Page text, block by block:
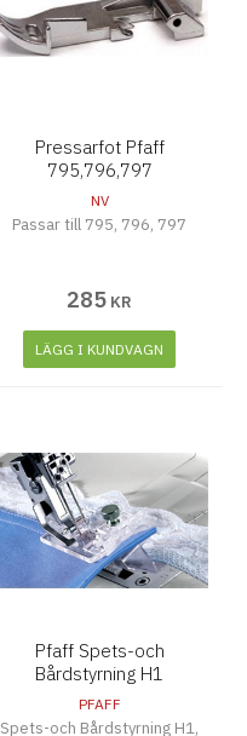
Pressarfot Pfaff
795,796,797
NV
Passar till 795, 796, 797
285 KR
LÄGG I KUNDVAGN
Pfaff Spets-och
Bårdstyrning H1
PFAFF
Spets-och Bårdstyrning H1,